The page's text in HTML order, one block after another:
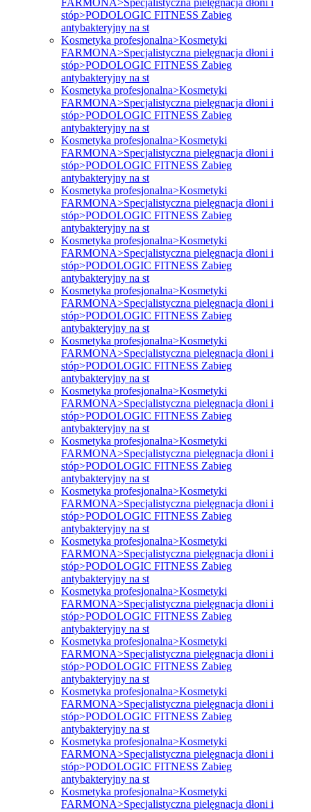
stóp>PODOLOGIC FITNESS Zabieg
antybakteryjny na st
Kosmetyka profesjonalna>Kosmetyki
FARMONA>Specjalistyczna pielęgnacja dłoni i
stóp>PODOLOGIC FITNESS Zabieg
antybakteryjny na st
Kosmetyka profesjonalna>Kosmetyki
FARMONA>Specjalistyczna pielęgnacja dłoni i
stóp>PODOLOGIC FITNESS Zabieg
antybakteryjny na st
Kosmetyka profesjonalna>Kosmetyki
FARMONA>Specjalistyczna pielęgnacja dłoni i
stóp>PODOLOGIC FITNESS Zabieg
antybakteryjny na st
Kosmetyka profesjonalna>Kosmetyki
FARMONA>Specjalistyczna pielęgnacja dłoni i
stóp>PODOLOGIC FITNESS Zabieg
antybakteryjny na st
Kosmetyka profesjonalna>Kosmetyki
FARMONA>Specjalistyczna pielęgnacja dłoni i
stóp>PODOLOGIC FITNESS Zabieg
antybakteryjny na st
Kosmetyka profesjonalna>Kosmetyki
FARMONA>Specjalistyczna pielęgnacja dłoni i
stóp>PODOLOGIC FITNESS Zabieg
antybakteryjny na st
Kosmetyka profesjonalna>Kosmetyki
FARMONA>Specjalistyczna pielęgnacja dłoni i
stóp>PODOLOGIC FITNESS Zabieg
antybakteryjny na st
Kosmetyka profesjonalna>Kosmetyki
FARMONA>Specjalistyczna pielęgnacja dłoni i
stóp>PODOLOGIC FITNESS Zabieg
antybakteryjny na st
Kosmetyka profesjonalna>Kosmetyki
FARMONA>Specjalistyczna pielęgnacja dłoni i
stóp>PODOLOGIC FITNESS Zabieg
antybakteryjny na st
Kosmetyka profesjonalna>Kosmetyki
FARMONA>Specjalistyczna pielęgnacja dłoni i
stóp>PODOLOGIC FITNESS Zabieg
antybakteryjny na st
Kosmetyka profesjonalna>Kosmetyki
FARMONA>Specjalistyczna pielęgnacja dłoni i
stóp>PODOLOGIC FITNESS Zabieg
antybakteryjny na st
Kosmetyka profesjonalna>Kosmetyki
FARMONA>Specjalistyczna pielęgnacja dłoni i
stóp>PODOLOGIC FITNESS Zabieg
antybakteryjny na st
Kosmetyka profesjonalna>Kosmetyki
FARMONA>Specjalistyczna pielęgnacja dłoni i
stóp>PODOLOGIC FITNESS Zabieg
antybakteryjny na st
Kosmetyka profesjonalna>Kosmetyki
FARMONA>Specjalistyczna pielęgnacja dłoni i
stóp>PODOLOGIC FITNESS Zabieg
antybakteryjny na st
Kosmetyka profesjonalna>Kosmetyki
FARMONA>Specjalistyczna pielęgnacja dłoni i
stóp>PODOLOGIC FITNESS Zabieg
antybakteryjny na st
Kosmetyka profesjonalna>Kosmetyki
FARMONA>Specjalistyczna pielęgnacja dłoni i